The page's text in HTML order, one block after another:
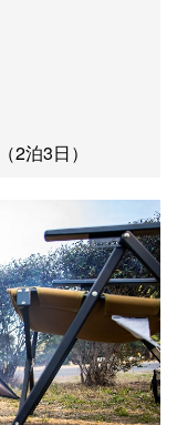
2泊3日）